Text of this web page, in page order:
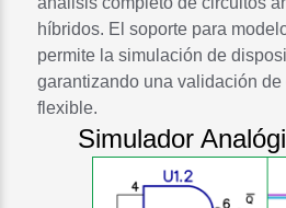
híbridos. El soporte para
permite la simulación de
garantizando una validación
flexible.
Simulador